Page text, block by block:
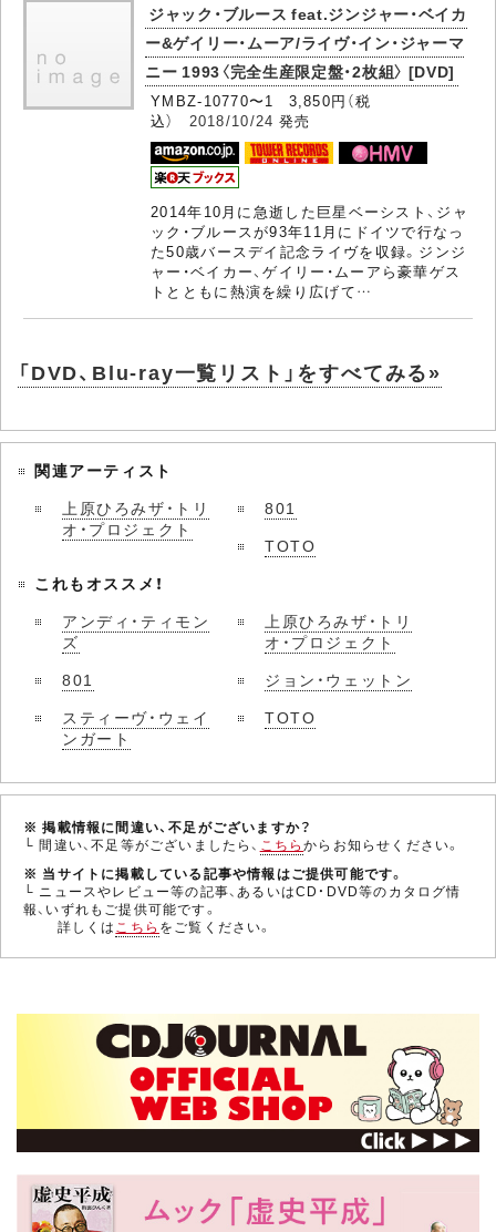
ジャック・ブルース feat.ジンジャー・ベイカ
ー&ゲイリー・ムーア/ライヴ・イン・ジャーマ
ニー 1993〈完全生産限定盤・2枚組〉 [DVD]
YMBZ-10770〜1 3,850円（税
込） 2018/10/24 発売
2014年10月に急逝した巨星ベーシスト、ジャ
ック・ブルースが93年11月にドイツで行なっ
た50歳バースデイ記念ライヴを収録。ジンジ
ャー・ベイカー、ゲイリー・ムーアら豪華ゲス
トとともに熱演を繰り広げて…
「DVD、Blu-ray一覧リスト」をすべてみる»
関連アーティスト
上原ひろみザ・トリ
オ・プロジェクト
801
TOTO
これもオススメ！
アンディ・ティモン
ズ
上原ひろみザ・トリ
オ・プロジェクト
801
ジョン・ウェットン
スティーヴ・ウェイ
ンガート
TOTO
※ 掲載情報に間違い、不足がございますか？
└ 間違い、不足等がございましたら、 こちらからお知らせください。
※ 当サイトに掲載している記事や情報はご提供可能です。
└ ニュースやレビュー等の記事、あるいはCD・DVD等のカタログ情
報、いずれもご提供可能です。
詳しくはこちら をご覧ください。